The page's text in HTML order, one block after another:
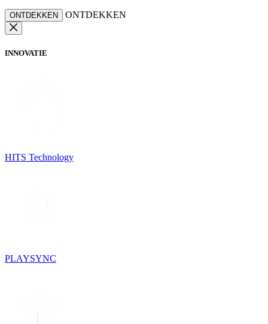
ONTDEKKEN ONTDEKKEN
INNOVATIE
HITS Technology
PLAYSYNC